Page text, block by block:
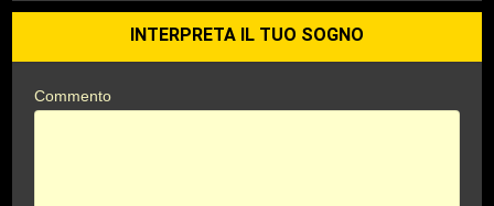
INTERPRETA IL TUO SOGNO
Commento